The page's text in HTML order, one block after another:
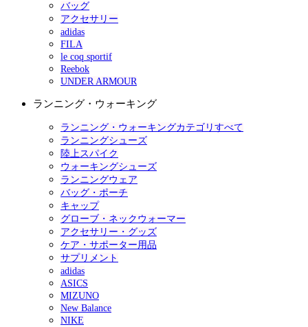
バッグ
アクセサリー
adidas
FILA
le coq sportif
Reebok
UNDER ARMOUR
ランニング・ウォーキング
ランニング・ウォーキングカテゴリすべて
ランニングシューズ
陸上スパイク
ウォーキングシューズ
ランニングウェア
バッグ・ポーチ
キャップ
グローブ・ネックウォーマー
アクセサリー・グッズ
ケア・サポーター用品
サプリメント
adidas
ASICS
MIZUNO
New Balance
NIKE